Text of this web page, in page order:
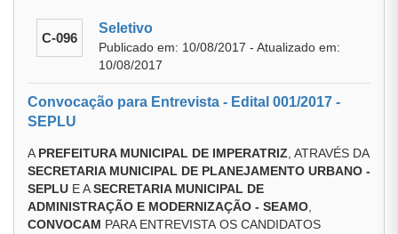
C-096
Seletivo
Publicado em: 10/08/2017 - Atualizado em:
10/08/2017
Convocação para Entrevista - Edital 001/2017 -
SEPLU
A PREFEITURA MUNICIPAL DE IMPERATRIZ , ATRAVÉS DA
SECRETARIA MUNICIPAL DE PLANEJAMENTO URBANO -
SEPLU E ASECRETARIA MUNICIPAL DE
ADMINISTRAÇÃO E MODERNIZAÇÃO - SEAMO
CONVOCAM PARA ENTREVISTA OS CANDIDATOS